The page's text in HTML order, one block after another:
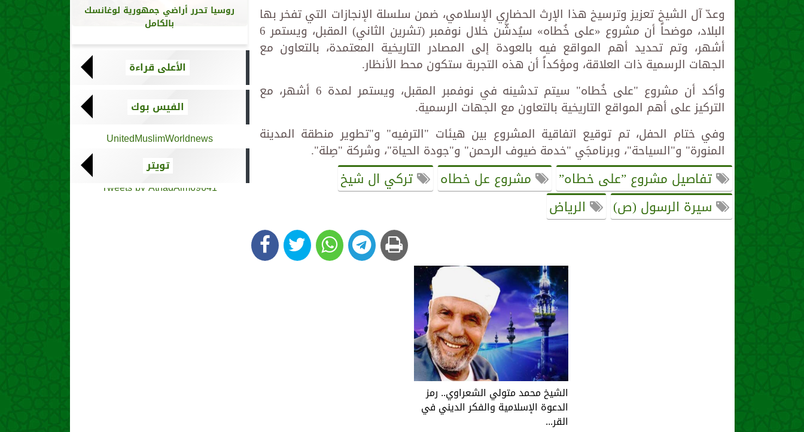
وعدّ آل الشيخ تعزيز وترسيخ هذا الإرث الحضاري الإسلامي، ضمن سلسلة الإنجازات التي تفخر بها
البلاد، موضحاً أن مشروع «على خُطاه» سيُدشَّن خلال نوفمبر (تشرين الثاني) المقبل، ويستمر 6
أشهر، وتم تحديد أهم المواقع فيه بالعودة إلى المصادر التاريخية المعتمدة، بالتعاون مع
الجهات الرسمية ذات العلاقة، ومؤكداً أن هذه التجربة ستكون محط الأنظار.
وأكد أن مشروع "على خُطاه" سيتم تدشينه في نوفمبر المقبل، ويستمر لمدة 6 أشهر، مع
التركيز على أهم المواقع التاريخية بالتعاون مع الجهات الرسمية.
وفي ختام الحفل، تم توقيع اتفاقية المشروع بين هيئات "الترفيه" و"تطوير منطقة المدينة
المنورة" و"السياحة"، وبرنامجَي "خدمة ضيوف الرحمن" و"جودة الحياة"، وشركة "صِلة".
تفاصيل مشروع ”على خطاه” مشروع عل خطاه
تركي ال شيخ
سيرة الرسول (ص)
الرياض
الشيخ محمد متولي الشعراوي.. رمز
الدعوة الإسلامية والفكر الديني في
القر...
روسيا تحرر أراضي جمهورية لوغانسك
بالكامل
الأعلى قراءة
الفيس بوك
UnitedMuslimWorldnews
تويتر
Tweets by AthadAlm69641